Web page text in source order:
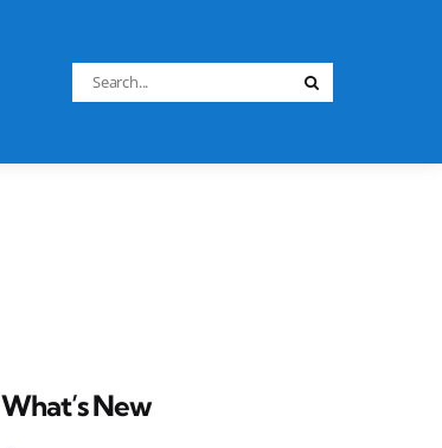
Search
for:
What’s New